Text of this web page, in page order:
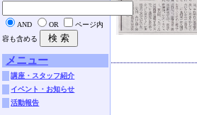
AND OR
ページ内
容も含める
メニュー
講座・スタッフ紹介
イベント・お知らせ
活動報告